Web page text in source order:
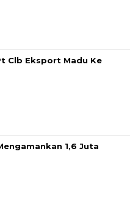
Clb Eksport Madu Ke
1,6 Juta